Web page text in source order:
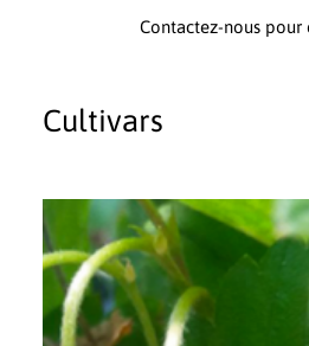
Contactez-nous pour
Cultivars